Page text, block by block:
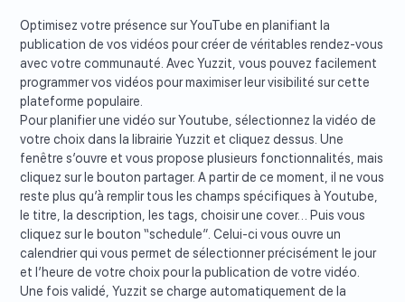
Optimisez votre présence sur YouTube en planifiant la
publication de vos vidéos pour créer de véritables rendez-vous
avec votre communauté. Avec Yuzzit, vous pouvez facilement
programmer vos vidéos pour maximiser leur visibilité sur cette
plateforme populaire.
Pour planifier une vidéo sur Youtube, sélectionnez la vidéo de
votre choix dans la librairie Yuzzit et cliquez dessus. Une
fenêtre s’ouvre et vous propose plusieurs fonctionnalités, mais
cliquez sur le bouton partager. A partir de ce moment, il ne vous
reste plus qu’à remplir tous les champs spécifiques à Youtube,
le titre, la description, les tags, choisir une cover… Puis vous
cliquez sur le bouton “schedule”. Celui-ci vous ouvre un
calendrier qui vous permet de sélectionner précisément le jour
et l’heure de votre choix pour la publication de votre vidéo.
Une fois validé, Yuzzit se charge automatiquement de la